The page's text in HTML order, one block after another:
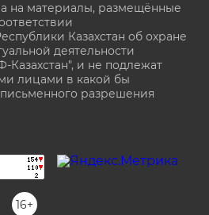
на материалы, размещённые
Казахстан об охране
деятельности
и не подлежат
лицами в какой бы
разрешения
16+